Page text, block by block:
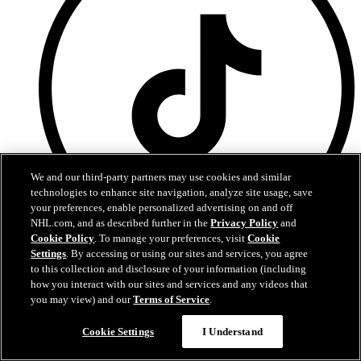
TikTok
Palveluehdot
Tietosuojakäytäntö
Evästeasetukset
We and our third-party partners may use cookies and similar
technologies to enhance site navigation, analyze site usage, save
your preferences, enable personalized advertising on and off
NHL.com, and as described further in thePrivacy Policy and
Cookie Policy. To manage your preferences, visitCookie
Settings. By accessing or using our sites and services, you agree
to this collection and disclosure of your information (including
how you interact with our sites and services and any videos that
you may view) and ourTerms of Service.
Cookie Settings I Understand